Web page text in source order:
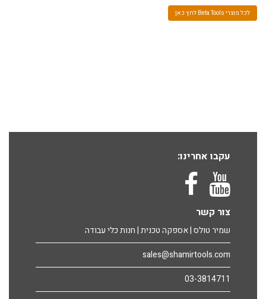
לכל מוצרי Beta Tools לחץ כאן
עקבו אחרינו:
צור קשר
שמיר טולס | אספקה טכנית | חנות כלי עבודה
sales@shamirtools.com
03-3814711